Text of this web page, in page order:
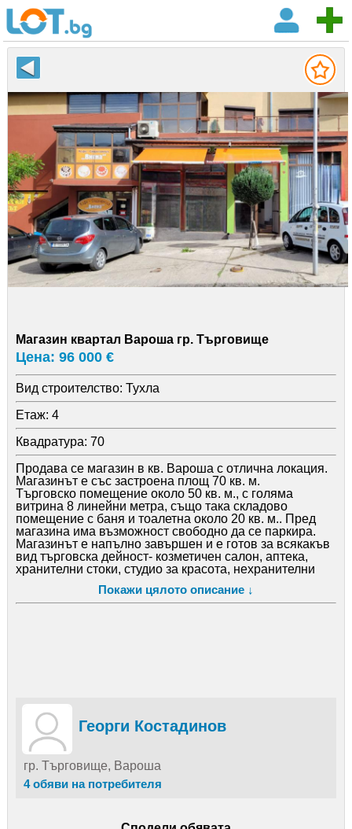
Магазин квартал Вароша гр. Търговище
Цена: 96 000 €
Вид строителство: Тухла
Етаж: 4
Квадратура: 70
Продава се магазин в кв. Вароша с отлична локация.
Магазинът е със застроена площ 70 кв. м.
Търговско помещение около 50 кв. м., с голяма
витрина 8 линейни метра, също така складово
помещение с баня и тоалетна около 20 кв. м.. Пред
магазина има възможност свободно да се паркира.
Магазинът е напълно завършен и е готов за всякакъв
вид търговска дейност- козметичен салон, аптека,
хранителни стоки, студио за красота, нехранителни
Моля, при въпроси обадете се на посочения телефон.
Покажи цялото описание ↓
Георги Костадинов
гр. Търговище, Вароша
4 обяви на потребителя